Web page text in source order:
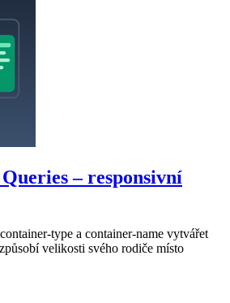
– responsivní
type a container-name vytvářet
velikosti svého rodiče místo